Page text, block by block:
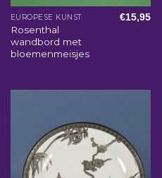
EUROPESE KUNST
Rosenthal
wandbord met
bloemenmeisjes
€15,95